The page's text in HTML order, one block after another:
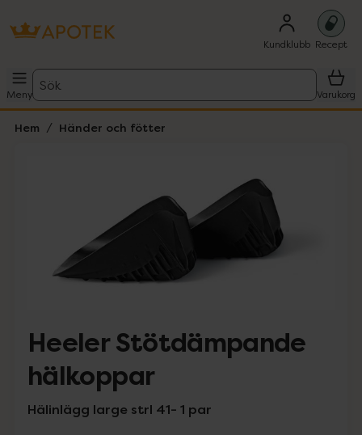
Kundklubb Recept
Meny
Sök
Varukorg
Hem Händer och fötter
Heeler Stötdämpande
hälkoppar
Hälinlägg large strl 41- 1 par